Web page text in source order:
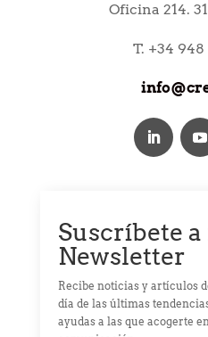
Oficina 214.
T. +34
Suscríbete
Newsletter
Recibe noticias y artículos
día de las últimas
ayudas a las que acogerte